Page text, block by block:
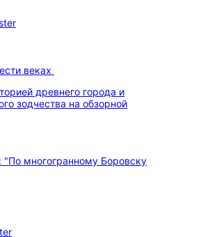
веках
древнего города и
зодчества на обзорной